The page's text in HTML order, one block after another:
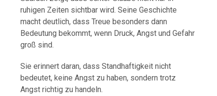
ruhigen Zeiten sichtbar wird. Seine Geschichte
macht deutlich, dass Treue besonders dann
Bedeutung bekommt, wenn Druck, Angst und Gefahr
groß sind.
Sie erinnert daran, dass Standhaftigkeit nicht
bedeutet, keine Angst zu haben, sondern trotz
Angst richtig zu handeln.